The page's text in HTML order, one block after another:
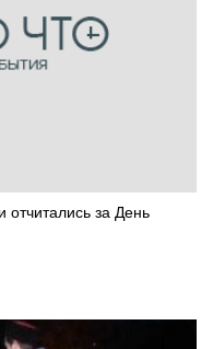
отчитались за День